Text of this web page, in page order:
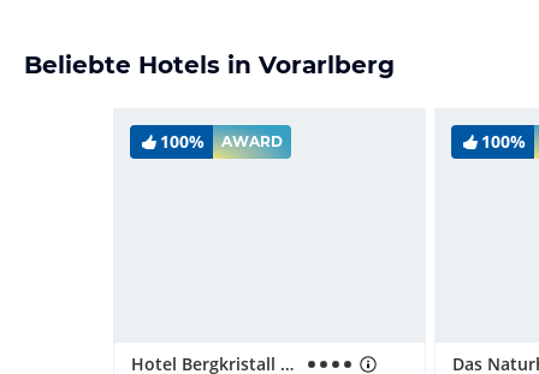
Beliebte Hotels in Vorarlberg
100% AWARD
Hotel Bergkristall Montafon
100%